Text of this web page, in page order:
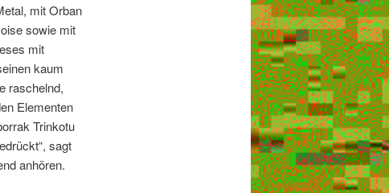
mit Orban
sowie mit
mit
kaum
raschelnd,
Elementen
Trinkotu
sagt
anhören.